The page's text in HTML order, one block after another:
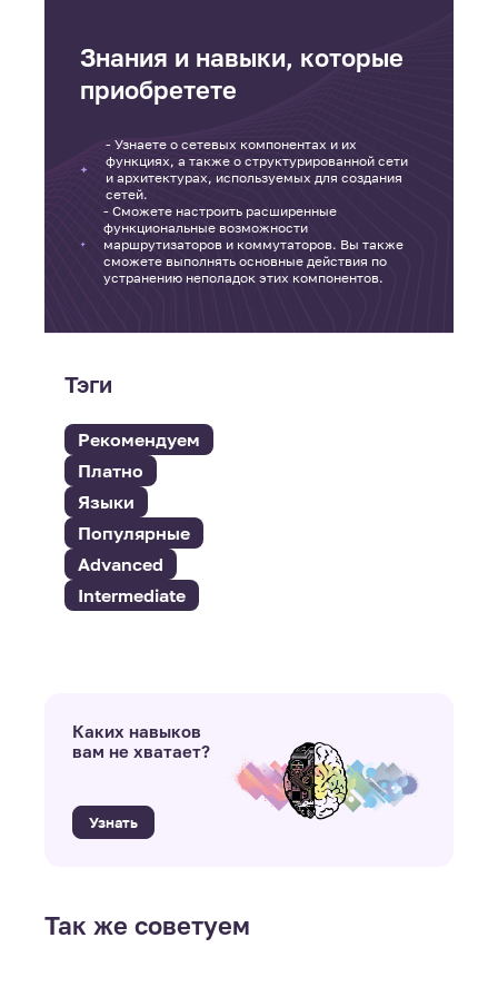
Знания и навыки, которые
приобретете
- Узнаете о сетевых компонентах и их
функциях, а также о структурированной сети
и архитектурах, используемых для создания
сетей.
- Сможете настроить расширенные
функциональные возможности
маршрутизаторов и коммутаторов. Вы также
сможете выполнять основные действия по
устранению неполадок этих компонентов.
Тэги
Рекомендуем
Платно
Языки
Популярные
Advanced
Intermediate
Каких навыков
вам не хватает?
Узнать
Так же советуем